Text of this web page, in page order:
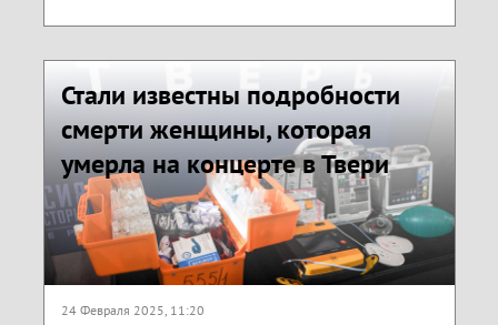
Стали известны подробности
смерти женщины, которая
умерла на концерте в Твери
24 Февраля 2025, 11:20